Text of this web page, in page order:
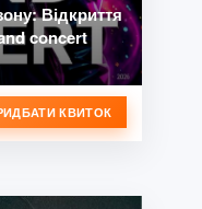
Відкриття
concert
КВИТОК